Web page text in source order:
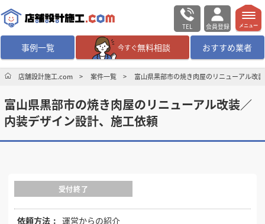
TEL 会員登録
事例一覧 今すぐ無料相談 おすすめ業者
無料相談 ログイン／会員登録
デザイン設計・施工業者を探す
店舗・商業施設の施工事例を探す
店舗設計施工.comとは
メニュー
店舗設計施工.com 案件一覧 富山県黒部市の焼き肉屋のリニューアル改
富山県黒部市の焼き肉屋のリニューアル改装／
内装デザイン設計、施工依頼
受付終了
依頼方法 運営からの紹介